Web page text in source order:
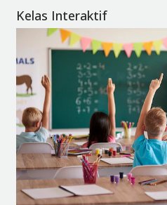
Kelas Interaktif